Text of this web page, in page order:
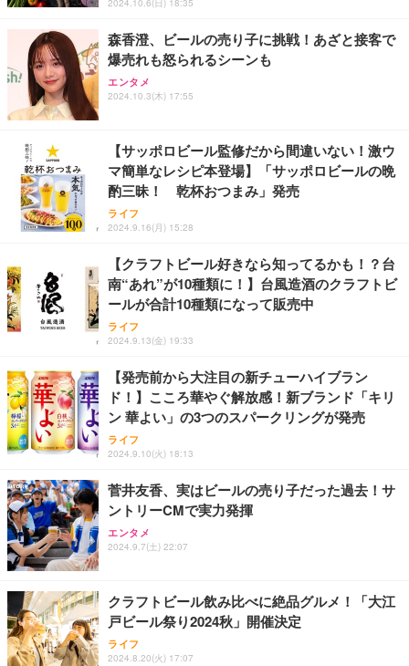
松良 お取り寄せ 絶品
お中元 ギフト 【TV紹介されました♪】 純系 名古屋
コーチン 燻製 4種 セット おつまみ お取り寄せグル
メ 100％国産 高級 地鶏 お肉 ハム ソーセージ 冷凍
Butz Delicatessen おつまみアソートセット 【誕生
日用（バースデーカード付き）】 おつまみセット 6
品 食べ比べ ご自宅用 お中元 合鴨 牛タン ロースト
ビーフ 燻製 詰め合わせ ギフト プレゼント おしゃれ
￥2,952
2024.10.6(日) 18:35
森香澄、ビールの売り子に挑戦！あざと接客で
爆売れも怒られるシーンも
エンタメ
2024.10.3(木) 17:55
【サッポロビール監修だから間違いない！激ウ
マ簡単なレシピ本登場】「サッポロビールの晩
酌三昧！ 乾杯おつまみ」発売
ライフ
2024.9.16(月) 15:28
【クラフトビール好きなら知ってるかも！？台
南“あれ”が10種類に！】台風造酒のクラフトビ
ールが合計10種類になって販売中
ライフ
2024.9.13(金) 19:33
【発売前から大注目の新チューハイブラン
ド！】こころ華やぐ解放感！新ブランド「キリ
ン 華よい」の3つのスパークリングが発売
ライフ
2024.9.10(火) 18:13
菅井友香、実はビールの売り子だった過去！サ
ントリーCMで実力発揮
エンタメ
2024.9.7(土) 22:07
クラフトビール飲み比べに絶品グルメ！「大江
戸ビール祭り2024秋」開催決定
ライフ
2024.8.20(火) 17:07